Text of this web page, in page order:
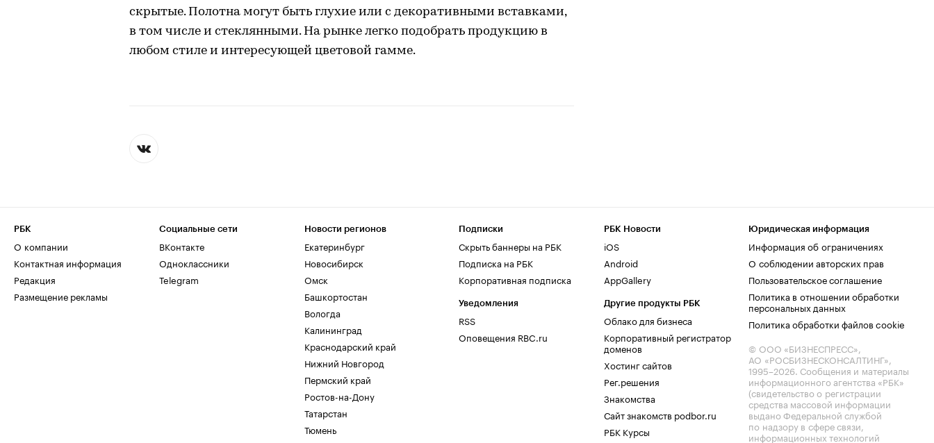
скрытые. Полотна могут быть глухие или с декоративными вставками,
в том числе и стеклянными. На рынке легко подобрать продукцию в
любом стиле и интересующей цветовой гамме.
РБК
О компании
Контактная информация
Редакция
Размещение рекламы
Социальные сети
ВКонтакте
Одноклассники
Telegram
Новости регионов
Екатеринбург
Новосибирск
Омск
Башкортостан
Вологда
Калининград
Краснодарский край
Нижний Новгород
Пермский край
Ростов-на-Дону
Татарстан
Тюмень
Подписки
Скрыть баннеры на РБК
Подписка на РБК
Корпоративная подписка
Уведомления
RSS
Оповещения RBC.ru
РБК Новости
iOS
Android
AppGallery
Другие продукты РБК
Облако для бизнеса
Корпоративный регистратор
доменов
Хостинг сайтов
Рег.решения
Знакомства
Сайт знакомств podbor.ru
РБК Курсы
Юридическая информация
Информация об ограничениях
О соблюдении авторских прав
Пользовательское соглашение
Политика в отношении обработки
персональных данных
Политика обработки файлов cookie
© ООО «БИЗНЕСПРЕСС»,
АО «РОСБИЗНЕСКОНСАЛТИНГ»,
1995–2026. Сообщения и материалы
информационного агентства «РБК»
(свидетельство о регистрации
средства массовой информации
выдано Федеральной службой
по надзору в сфере связи,
информационных технологий